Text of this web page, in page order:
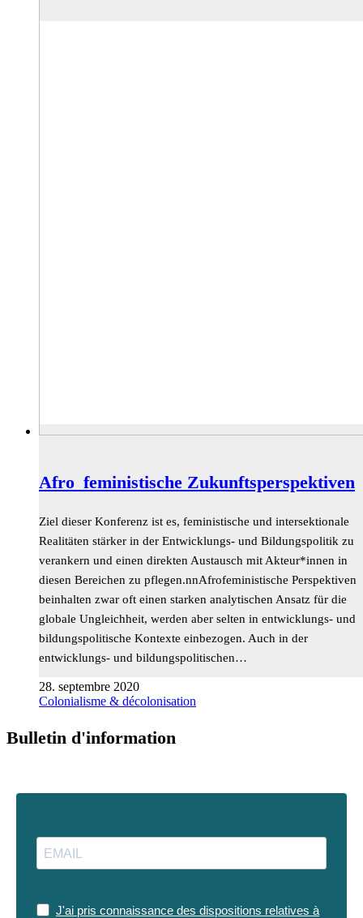
Afro_feministische Zukunftsperspektiven
Ziel dieser Konferenz ist es, feministische und intersektionale
Realitäten stärker in der Entwicklungs- und Bildungspolitik zu
verankern und einen direkten Austausch mit Akteur*innen in
diesen Bereichen zu pflegen.nnAfrofeministische Perspektiven
beinhalten zwar oft einen starken analytischen Ansatz für die
globale Ungleichheit, werden aber selten in entwicklungs- und
bildungspolitische Kontexte einbezogen. Auch in der
entwicklungs- und bildungspolitischen…
28. septembre 2020
Colonialisme & décolonisation
Bulletin d'information
J'ai pris connaissance des dispositions relatives à